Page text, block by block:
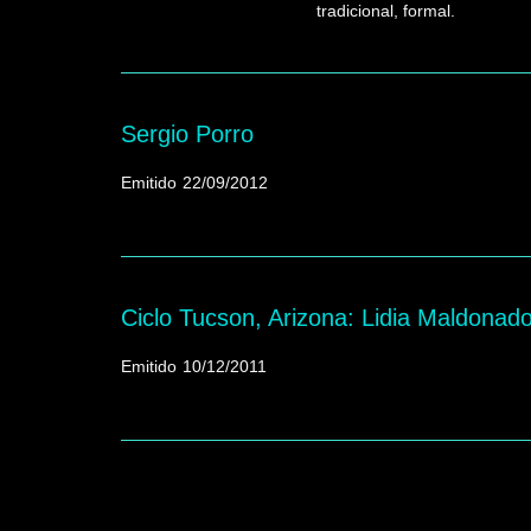
tradicional, formal.
Sergio Porro
Emitido 22/09/2012
Ciclo Tucson, Arizona: Lidia
Emitido 10/12/2011